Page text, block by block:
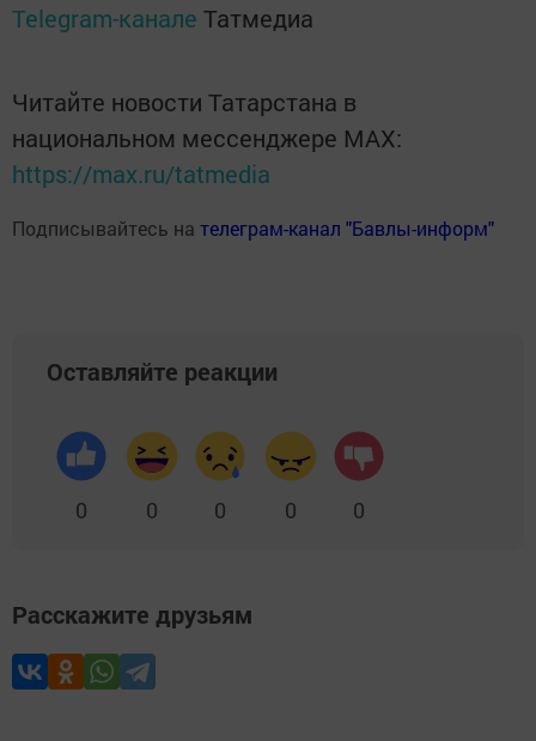
Telegram-канале Татмедиа
Читайте новости Татарстана в
национальном мессенджере MАХ:
https://max.ru/tatmedia
Подписывайтесь на телеграм-канал "Бавлы-информ"
Оставляйте реакции
0 0 0 0 0
Расскажите друзьям